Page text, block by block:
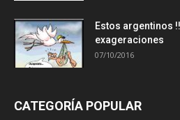
Estos argentinos
exageraciones
07/10/2016
CATEGORÍA POPULAR